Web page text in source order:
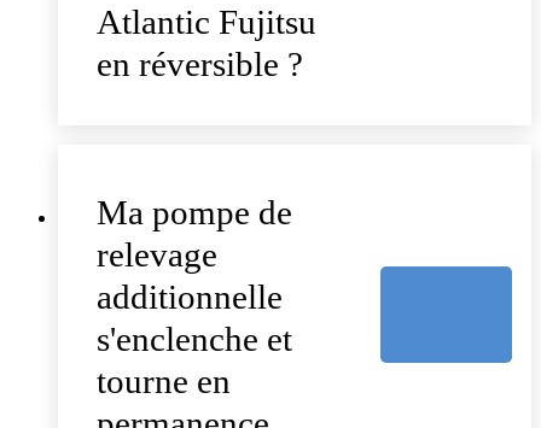
Atlantic Fujitsu
en réversible ?
Ma pompe de
relevage
additionnelle
s'enclenche et
tourne en